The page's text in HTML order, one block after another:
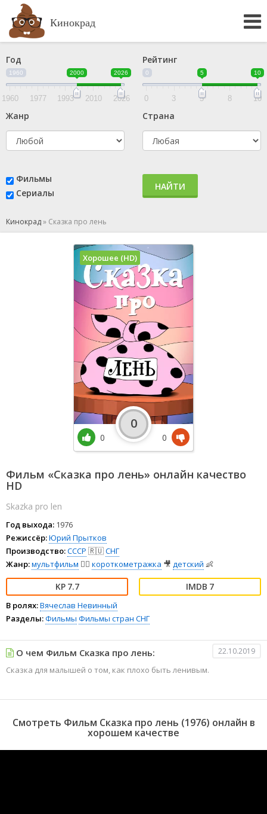
Кинокрад
Год
1960 2000 2026
1960 1977 1993 2010 2026
Рейтинг
0 5 10
0 3 5 8 10
Жанр Страна
Фильмы
Сериалы
НАЙТИ
Кинокрад» Сказка про лень
Фильм «Сказка про лень» онлайн качество
HD
Skazka pro len
Год выхода: 1976
Режиссёр:Юрий Прытков
Производство:СССР 🇷🇺СНГ
Жанр:мультфильм 🧚‍♀️ короткометражка 🎥 детский 👶
7.7 7
В ролях:Вячеслав Невинный
Разделы:Фильмы Фильмы стран СНГ
Хорошее (HD)
0
0
0
О чем Фильм Сказка про лень: 22.10.2019
Сказка для малышей о том, как плохо быть ленивым.
Смотреть Фильм Сказка про лень (1976) онлайн в
хорошем качестве